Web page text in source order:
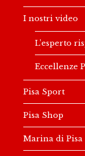
I nostri video
L’esperto
Eccellenze
Pisa Sport
Pisa Shop
Marina di Pisa